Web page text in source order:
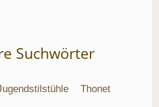
Suchwörter
Thonet